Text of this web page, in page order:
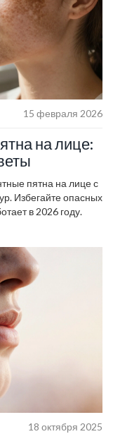
15 февраля 2026
на лице:
пятна на лице с
Избегайте опасных
в 2026 году.
18 октября 2025